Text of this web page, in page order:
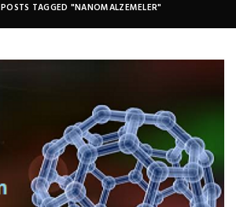
POSTS TAGGED "NANOMALZEMELER"